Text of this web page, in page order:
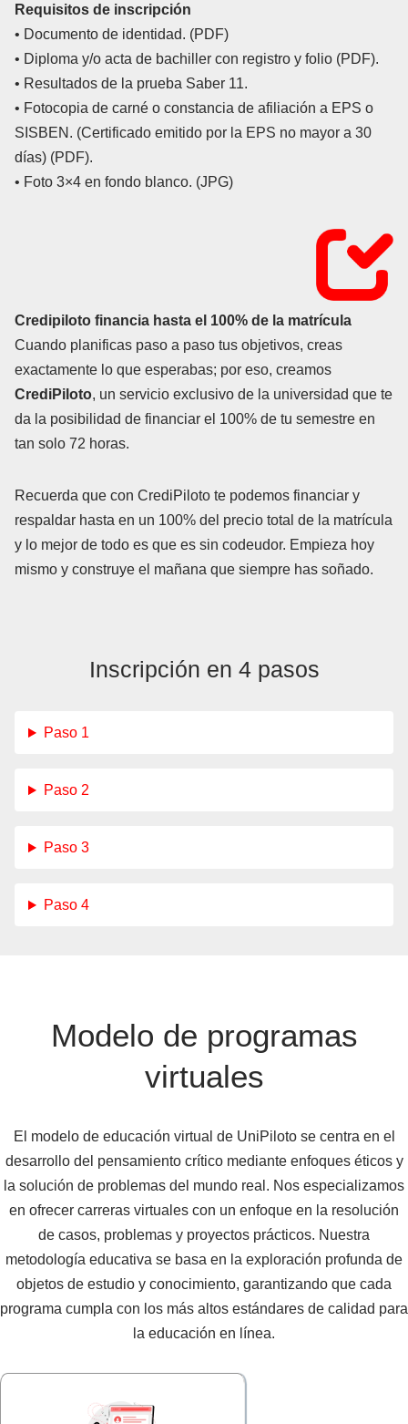
Requisitos de inscripción
• Documento de identidad. (PDF)
• Diploma y/o acta de bachiller con registro y folio (PDF).
• Resultados de la prueba Saber 11.
• Fotocopia de carné o constancia de afiliación a EPS o
SISBEN. (Certificado emitido por la EPS no mayor a 30
días) (PDF).
• Foto 3×4 en fondo blanco. (JPG)
Credipiloto financia hasta el 100% de la matrícula
Cuando planificas paso a paso tus objetivos, creas
exactamente lo que esperabas; por eso, creamos
CrediPiloto, un servicio exclusivo de la universidad que te
da la posibilidad de financiar el 100% de tu semestre en
tan solo 72 horas.
Recuerda que con CrediPiloto te podemos financiar y
respaldar hasta en un 100% del precio total de la matrícula
y lo mejor de todo es que es sin codeudor. Empieza hoy
mismo y construye el mañana que siempre has soñado.
Inscripción en 4 pasos
Paso 1
Paso 2
Paso 3
Paso 4
Modelo de programas
virtuales
El modelo de educación virtual de UniPiloto se centra en el
desarrollo del pensamiento crítico mediante enfoques éticos y
la solución de problemas del mundo real. Nos especializamos
en ofrecer carreras virtuales con un enfoque en la resolución
de casos, problemas y proyectos prácticos. Nuestra
metodología educativa se basa en la exploración profunda de
objetos de estudio y conocimiento, garantizando que cada
programa cumpla con los más altos estándares de calidad para
la educación en línea.